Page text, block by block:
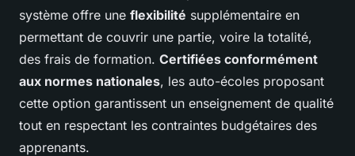
système offre une flexibilité supplémentaire en
permettant de couvrir une partie, voire la totalité,
des frais de formation. Certifiées conformément
aux normes nationales, les auto-écoles proposant
cette option garantissent un enseignement de qualité
tout en respectant les contraintes budgétaires des
apprenants.